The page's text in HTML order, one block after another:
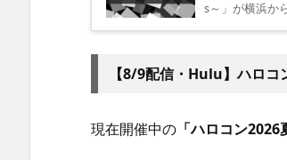
s～」が横浜か
【8/9配信・Hulu】ハロコ
現在開催中の 「ハロコン2026